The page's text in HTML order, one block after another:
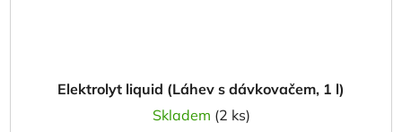
Elektrolyt liquid (Láhev s dávkovačem, 1 l)
Skladem (2 ks)